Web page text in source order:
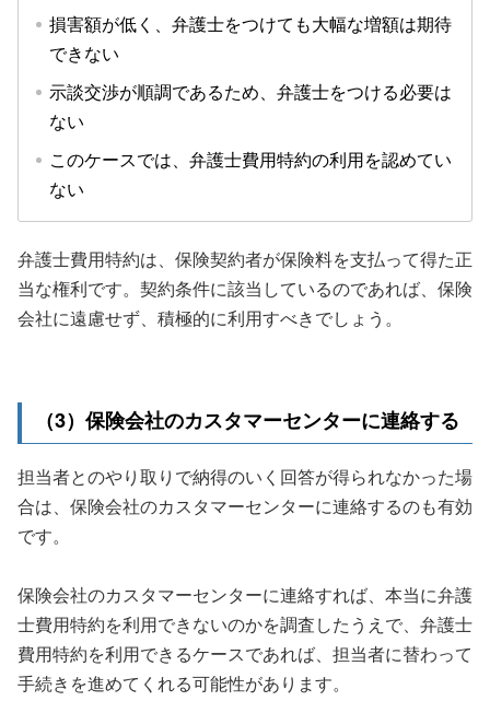
損害額が低く、弁護士をつけても大幅な増額は期待
できない
示談交渉が順調であるため、弁護士をつける必要は
ない
このケースでは、弁護士費用特約の利用を認めてい
ない
弁護士費用特約は、保険契約者が保険料を支払って得た正
当な権利です。契約条件に該当しているのであれば、保険
会社に遠慮せず、積極的に利用すべきでしょう。
（3）保険会社のカスタマーセンターに連絡する
担当者とのやり取りで納得のいく回答が得られなかった場
合は、保険会社のカスタマーセンターに連絡するのも有効
です。
保険会社のカスタマーセンターに連絡すれば、本当に弁護
士費用特約を利用できないのかを調査したうえで、弁護士
費用特約を利用できるケースであれば、担当者に替わって
手続きを進めてくれる可能性があります。